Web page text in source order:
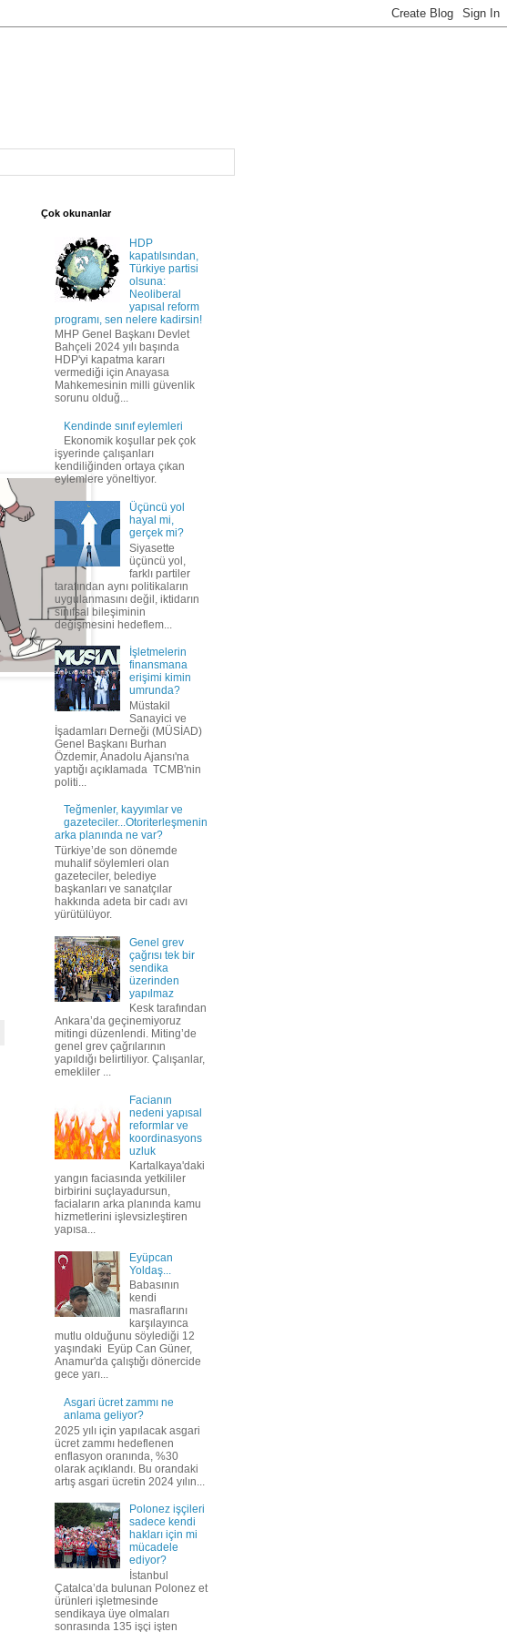
Çok okunanlar
HDP
kapatılsından,
Türkiye partisi
olsuna:
Neoliberal
yapısal reform
programı, sen nelere kadirsin!
MHP Genel Başkanı Devlet
Bahçeli 2024 yılı başında
HDP'yi kapatma kararı
vermediği için Anayasa
Mahkemesinin milli güvenlik
sorunu olduğ...
Kendinde sınıf eylemleri
Ekonomik koşullar pek çok
işyerinde çalışanları
kendiliğinden ortaya çıkan
eylemlere yöneltiyor.
Üçüncü yol
hayal mi,
gerçek mi?
Siyasette
üçüncü yol,
farklı partiler
tarafından aynı politikaların
uygulanmasını değil, iktidarın
sınıfsal bileşiminin
değişmesini hedeflem...
İşletmelerin
finansmana
erişimi kimin
umrunda?
Müstakil
Sanayici ve
İşadamları Derneği (MÜSİAD)
Genel Başkanı Burhan
Özdemir, Anadolu Ajansı'na
yaptığı açıklamada TCMB'nin
politi...
Teğmenler, kayyımlar ve
gazeteciler...Otoriterleşmenin
arka planında ne var?
Türkiye’de son dönemde
muhalif söylemleri olan
gazeteciler, belediye
başkanları ve sanatçılar
hakkında adeta bir cadı avı
yürütülüyor.
Genel grev
çağrısı tek bir
sendika
üzerinden
yapılmaz
Kesk tarafından
Ankara’da geçinemiyoruz
mitingi düzenlendi. Miting’de
genel grev çağrılarının
yapıldığı belirtiliyor. Çalışanlar,
emekliler ...
Facianın
nedeni yapısal
reformlar ve
koordinasyons
uzluk
Kartalkaya'daki
yangın faciasında yetkililer
birbirini suçlayadursun,
faciaların arka planında kamu
hizmetlerini işlevsizleştiren
yapısa...
Eyüpcan
Yoldaş...
Babasının
kendi
masraflarını
karşılayınca
mutlu olduğunu söylediği 12
yaşındaki Eyüp Can Güner,
Anamur'da çalıştığı dönercide
gece yarı...
Asgari ücret zammı ne
anlama geliyor?
2025 yılı için yapılacak asgari
ücret zammı hedeflenen
enflasyon oranında, %30
olarak açıklandı. Bu orandaki
artış asgari ücretin 2024 yılın...
Polonez işçileri
sadece kendi
hakları için mi
mücadele
ediyor?
İstanbul
Çatalca’da bulunan Polonez et
ürünleri işletmesinde
sendikaya üye olmaları
sonrasında 135 işçi işten